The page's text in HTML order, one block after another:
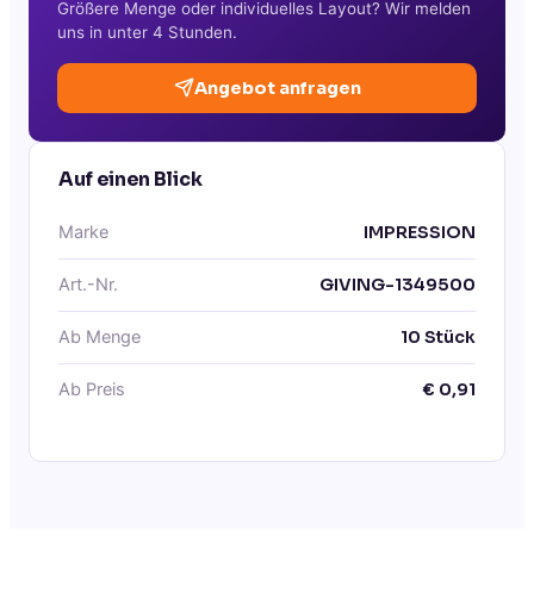
Größere Menge oder individuelles Layout? Wir melden
uns in unter 4 Stunden.
Angebot anfragen
Auf einen Blick
Marke IMPRESSION
Art.-Nr. GIVING-1349500
Ab Menge 10 Stück
Ab Preis € 0,91